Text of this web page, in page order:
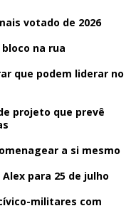
votado de 2026
na rua
que podem liderar no
projeto que prevê
a si mesmo
para 25 de julho
militares com